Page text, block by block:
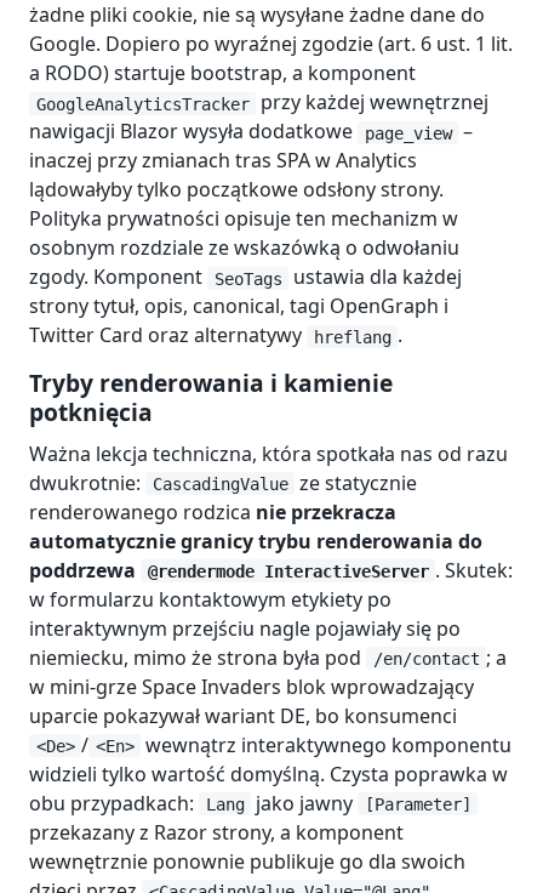
żadne pliki cookie, nie są wysyłane żadne dane do
Google. Dopiero po wyraźnej zgodzie (art. 6 ust. 1 lit.
a RODO) startuje bootstrap, a komponent
GoogleAnalyticsTracker
przy każdej wewnętrznej
nawigacji Blazor wysyła dodatkowe
page_view –
inaczej przy zmianach tras SPA w Analytics
lądowałyby tylko początkowe odsłony strony.
Polityka prywatności opisuje ten mechanizm w
osobnym rozdziale ze wskazówką o odwołaniu
zgody. Komponent
SeoTags
ustawia dla każdej
strony tytuł, opis, canonical, tagi OpenGraph i
Twitter Card oraz alternatywy
hreflang .
Tryby renderowania i kamienie
potknięcia
Ważna lekcja techniczna, która spotkała nas od razu
dwukrotnie:
CascadingValue ze statycznie
renderowanego rodzica nie przekracza
automatycznie granicy trybu renderowania do
poddrzewa
@rendermode InteractiveServer . Skutek:
w formularzu kontaktowym etykiety po
interaktywnym przejściu nagle pojawiały się po
niemiecku, mimo że strona była pod
/en/contact ; a
w mini-grze Space Invaders blok wprowadzający
uparcie pokazywał wariant DE, bo konsumenci
<De> / <En> wewnątrz interaktywnego komponentu
widzieli tylko wartość domyślną. Czysta poprawka w
obu przypadkach:
Lang jako jawny [Parameter]
przekazany z Razor strony, a komponent
wewnętrznie ponownie publikuje go dla swoich